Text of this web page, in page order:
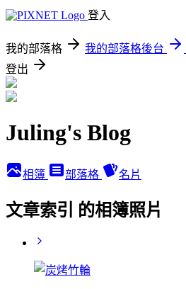
登入
我的部落格 我的部落格後台
登出
Juling's Blog
相簿 部落格 名片
文章索引 的相簿照片